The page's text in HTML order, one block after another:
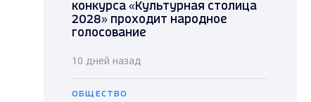
конкурса «Культурная столица
2028» проходит народное
голосование
10 дней назад
ОБЩЕСТВО